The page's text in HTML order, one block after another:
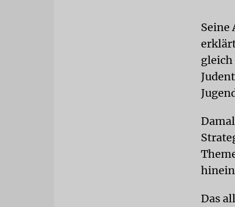
Seine
gleich
Das